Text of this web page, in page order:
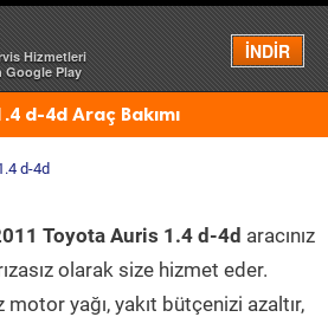
Hizmetleri
Google Play
İNDİR
Menü
d-4d Araç Bakımı
d-4d
Toyota Auris 1.4 d-4d aracınız
olarak size hizmet eder.
yağı, yakıt bütçenizi azaltır,